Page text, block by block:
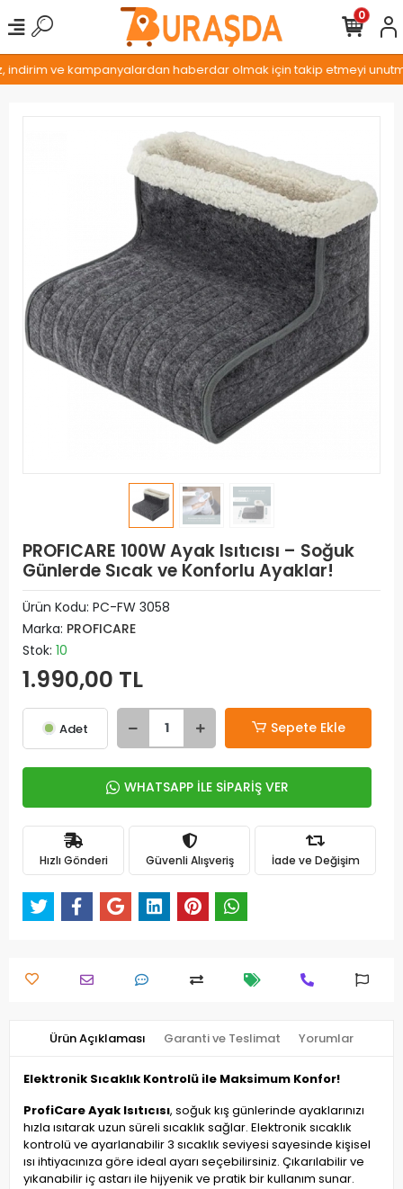
ve kampanyalardan haberdar olmak için takip etmeyi
0
PROFICARE 100W Ayak Isıtıcısı – Soğuk
Günlerde Sıcak ve Konforlu Ayaklar!
Ürün Kodu: PC-FW 3058
Marka: PROFICARE
Stok: 10
1.990,00 TL
Adet Sepete Ekle
WHATSAPP İLE SİPARİŞ VER
Hızlı Gönderi Güvenli Alışveriş İade ve Değişim
Ürün Açıklaması Garanti ve Teslimat Yorumlar
Elektronik Sıcaklık Kontrolü ile Maksimum Konfor!
ProfiCare Ayak Isıtıcısı, soğuk kış günlerinde ayaklarınızı
hızla ısıtarak uzun süreli sıcaklık sağlar. Elektronik sıcaklık
kontrolü ve ayarlanabilir 3 sıcaklık seviyesi sayesinde kişisel
ısı ihtiyacınıza göre ideal ayarı seçebilirsiniz. Çıkarılabilir ve
yıkanabilir iç astarı ile hijyenik ve pratik bir kullanım sunar.